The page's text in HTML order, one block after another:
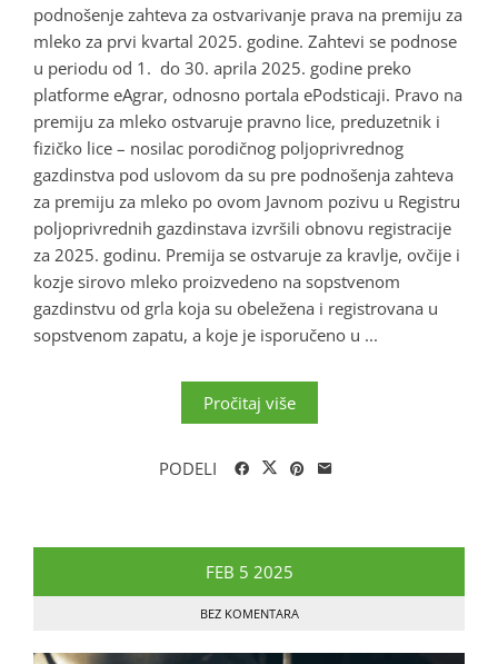
podnošenje zahteva za ostvarivanje prava na premiju za
mleko za prvi kvartal 2025. godine. Zahtevi se podnose
u periodu od 1. do 30. aprila 2025. godine preko
platforme eAgrar, odnosno portala ePodsticaji. Pravo na
premiju za mleko ostvaruje pravno lice, preduzetnik i
fizičko lice – nosilac porodičnog poljoprivrednog
gazdinstva pod uslovom da su pre podnošenja zahteva
za premiju za mleko po ovom Javnom pozivu u Registru
poljoprivrednih gazdinstava izvršili obnovu registracije
za 2025. godinu. Premija se ostvaruje za kravlje, ovčije i
kozje sirovo mleko proizvedeno na sopstvenom
gazdinstvu od grla koja su obeležena i registrovana u
sopstvenom zapatu, a koje je isporučeno u ...
Pročitaj više
PODELI
FEB 5 2025
BEZ KOMENTARA